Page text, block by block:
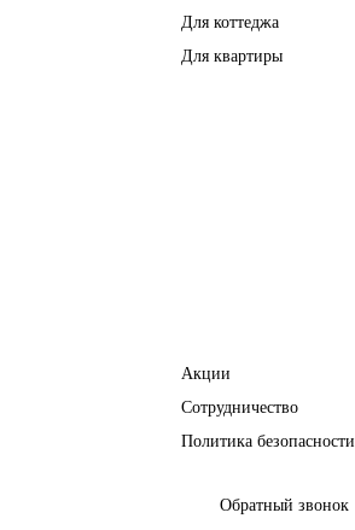
Для коттеджа
Для квартиры
Акции
Сотрудничество
Политика безопасности
Обратный звонок